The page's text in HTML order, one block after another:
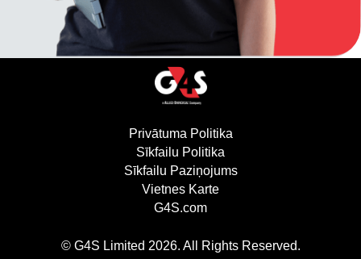
Privātuma Politika
Sīkfailu Politika
Sīkfailu Paziņojums
Vietnes Karte
G4S.com
© G4S Limited 2026. All Rights Reserved.